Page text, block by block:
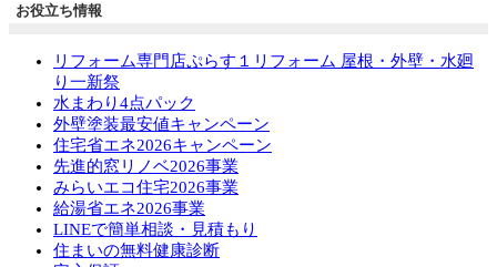
お役立ち情報
リフォーム専門店ぷらす１リフォーム 屋根・外壁・水廻
り一新祭
水まわり4点パック
外壁塗装最安値キャンペーン
住宅省エネ2026キャンペーン
先進的窓リノベ2026事業
みらいエコ住宅2026事業
給湯省エネ2026事業
LINEで簡単相談・見積もり
住まいの無料健康診断